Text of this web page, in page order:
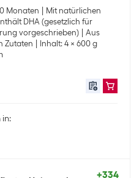
Monaten
Mit natürlichen
DHA (gesetzlich für
vorgeschrieben)
Aus
Zutaten
Inhalt: 4 x 600 g
in:
+334